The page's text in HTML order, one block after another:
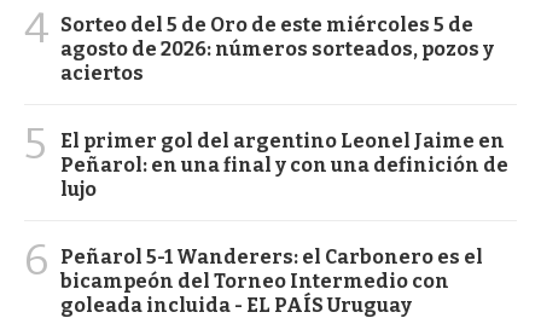
4 Sorteo del 5 de Oro de este miércoles 5 de
agosto de 2026: números sorteados, pozos y
aciertos
5
El primer gol del argentino Leonel Jaime en
Peñarol: en una final y con una definición de
lujo
6
Peñarol 5-1 Wanderers: el Carbonero es el
bicampeón del Torneo Intermedio con
goleada incluida - EL PAÍS Uruguay